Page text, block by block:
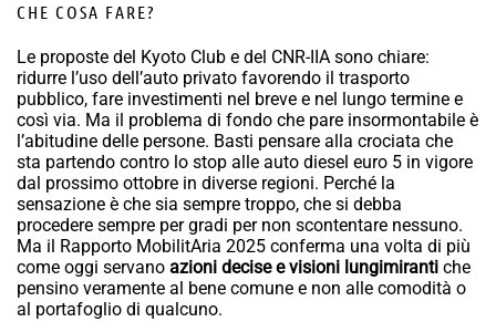
CHE COSA FARE?
Le proposte del Kyoto Club e del CNR-IIA sono chiare:
ridurre l’uso dell’auto privato favorendo il trasporto
pubblico, fare investimenti nel breve e nel lungo termine e
così via. Ma il problema di fondo che pare insormontabile è
l’abitudine delle persone. Basti pensare alla crociata che
sta partendo contro lo stop alle auto diesel euro 5 in vigore
dal prossimo ottobre in diverse regioni. Perché la
sensazione è che sia sempre troppo, che si debba
procedere sempre per gradi per non scontentare nessuno.
Ma il Rapporto MobilitAria 2025 conferma una volta di più
come oggi servano azioni decise e visioni lungimiranti che
pensino veramente al bene comune e non alle comodità o
al portafoglio di qualcuno.